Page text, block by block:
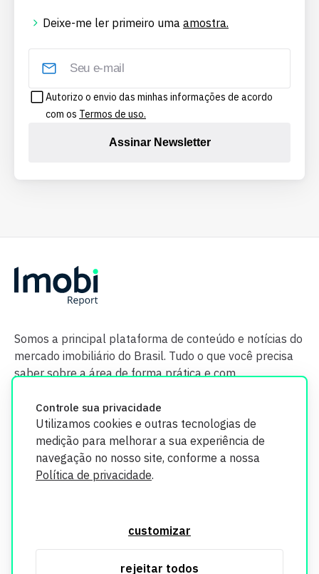
Controle sua privacidade
Utilizamos cookies e outras tecnologias de
medição para melhorar a sua experiência de
navegação no nosso site, conforme a nossa
Política de privacidade.
customizar
rejeitar todos
Deixe-me ler primeiro uma amostra.
Autorizo o envio das minhas informações de acordo
com os Termos de uso.
Assinar Newsletter
Somos a principal plataforma de conteúdo e notícias do
mercado imobiliário do Brasil. Tudo o que você precisa
saber sobre a área de forma prática e com
segurança. Todos os dados coletados em nosso site são
utilizados exclusivamente para fins de aprimoramento de
informações, consulte nossa Política de Privacidade.